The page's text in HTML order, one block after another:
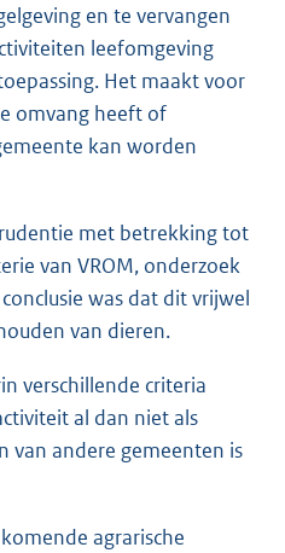
en te vervangen
leefomgeving
Het maakt voor
omvang heeft of
kan worden
met betrekking tot
van VROM, onderzoek
was dat dit vrijwel
van dieren.
verschillende criteria
al dan niet als
van andere gemeenten is
agrarische